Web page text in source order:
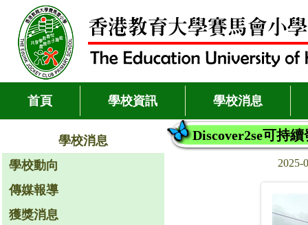
首頁 學校資訊 學校消息
學校消息
學校動向
傳媒報導
獲獎消息
Discover2se可持
2025-